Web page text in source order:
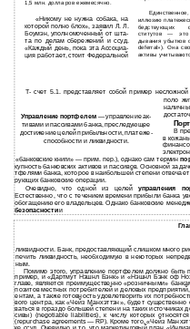
Управление портфелем — управление ак­
тивами и пассивами банка, преследующее
достижение целей прибыльности, платеже­
способности и ликвидности.
1,5 млн. долла­ ров ежемесячно.
«Никому не нужна собака, на
которой полно блох», заявил Л. Л.
Боумэн, уполномоченный от шта­
та по делам сбережений и ссуд.
«Каждый день, пока эта Ассоциа­
ция работает, стоит Федеральной
иллюзию
бедствующих
ститутов — это
дывания убытков
deferral»). Она
активы
T- счет 5.1. представляет собой пример
поло­
В
в
«банковские книги» — прим. пер.), однако сам термин
купность банковских активов и пассивов. Основной
тфелями банка, которое в наибольшей степени
рующих банковские операции.
Очевидно, что одной из целейуправления
Естественно, что с течением времени прибыли банка
обогащению его владельцев. Однако банковские
безопасностии
ликвидности. Банк, предоставляющий слишком много
печить ликвидность, необходимую в некоторых
ным.
Помимо этого, управление портфелем должно быть
пример, и «Дартмут Нэшнл Бэнк» и «Нэшнл Бэнк оф
главе, являются преимущественно «розничными»
позитов местных потребителей и деловых
ентам, а также готовность удовлетворить их
вого центра, как «Чейз Манхэттэн», будет
ваться в гораздо большей степени на таких источниках
сивы) (negotiable liabilities), к числу которых
(repurchase agreements — RP). Кроме того, «Чейз